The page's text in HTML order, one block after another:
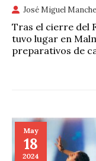
José Miguel
Tras el cierre del
tuvo lugar en
preparativos de
May
18
2024